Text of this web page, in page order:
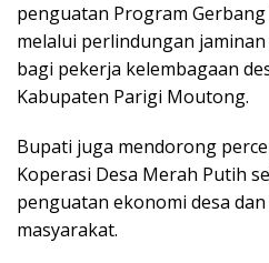
penguatan Program
melalui perlindungan
bagi pekerja kelembagaan
Kabupaten Parigi Moutong.
Bupati juga mendorong
Koperasi Desa Merah Putih
penguatan ekonomi desa
masyarakat.